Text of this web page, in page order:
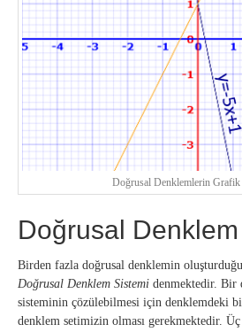
Doğrusal Denklemlerin
Doğrusal
Birden fazla doğrusal denklemin
Doğrusal Denklem Sistemi denmektedir. Bir
sisteminin çözülebilmesi için denklemdeki
denklem setimizin olması gerekmektedir.